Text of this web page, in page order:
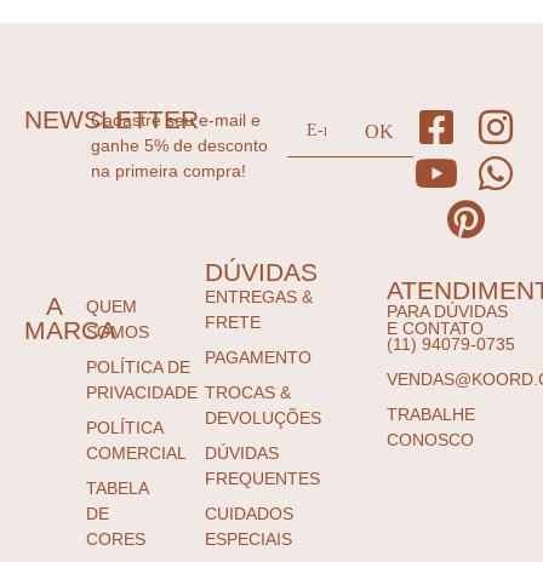
NEWSLETTER
Cadastre seu e-mail e
ganhe 5% de desconto
na primeira compra!
A
MARCA
QUEM
SOMOS
POLÍTICA DE
PRIVACIDADE
POLÍTICA
COMERCIAL
TABELA
DE
CORES
DÚVIDAS
ENTREGAS &
FRETE
PAGAMENTO
TROCAS &
DEVOLUÇÕES
DÚVIDAS
FREQUENTES
CUIDADOS
ESPECIAIS
PARA DÚVIDAS
E CONTATO
(11) 94079-0735
TRABALHE
CONOSCO